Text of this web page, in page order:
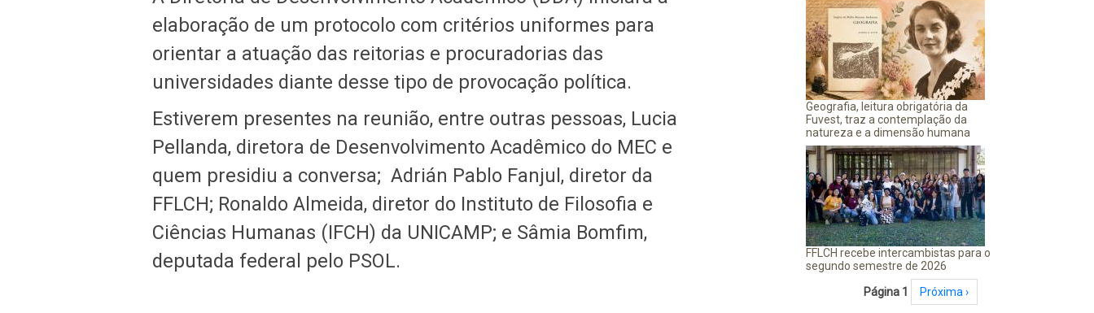
elaboração de um protocolo com critérios uniformes para
orientar a atuação das reitorias e procuradorias das
universidades diante desse tipo de provocação política.
Estiverem presentes na reunião, entre outras pessoas, Lucia
Pellanda, diretora de Desenvolvimento Acadêmico do MEC e
quem presidiu a conversa; Adrián Pablo Fanjul, diretor da
FFLCH; Ronaldo Almeida, diretor do Instituto de Filosofia e
Ciências Humanas (IFCH) da UNICAMP; e Sâmia Bomfim,
deputada federal pelo PSOL.
Geografia, leitura obrigatória da
Fuvest, traz a contemplação da
natureza e a dimensão humana
FFLCH recebe intercambistas para o
segundo semestre de 2026
PaginaçãoPágina 1 Próxima página
Próxima ›